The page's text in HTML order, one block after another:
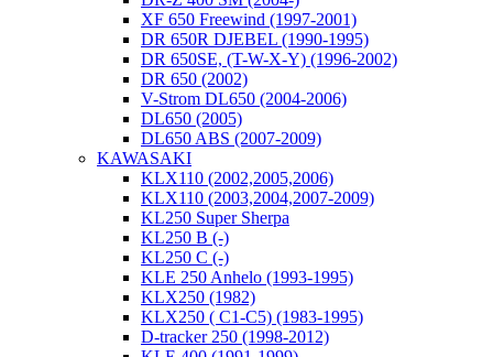
XF 650 Freewind (1997-2001)
DR 650R DJEBEL (1990-1995)
DR 650SE, (T-W-X-Y) (1996-2002)
DR 650 (2002)
V-Strom DL650 (2004-2006)
DL650 (2005)
DL650 ABS (2007-2009)
KAWASAKI
KLX110 (2002,2005,2006)
KLX110 (2003,2004,2007-2009)
KL250 Super Sherpa
KL250 B (-)
KL250 C (-)
KLE 250 Anhelo (1993-1995)
KLX250 (1982)
KLX250 ( C1-C5) (1983-1995)
D-tracker 250 (1998-2012)